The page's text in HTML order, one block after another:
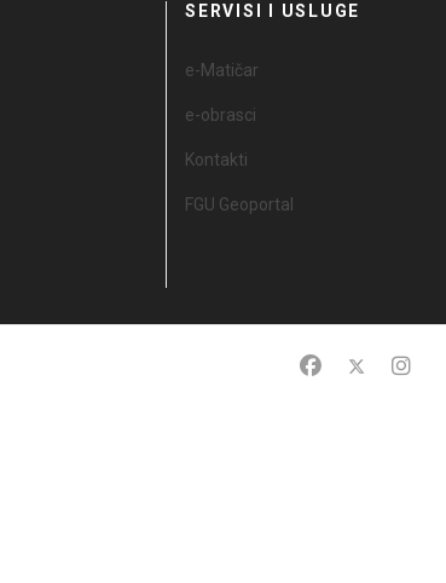
SERVISI I USLUGE
e-Matičar
e-obrasci
Kontakti
FGU Geoportal